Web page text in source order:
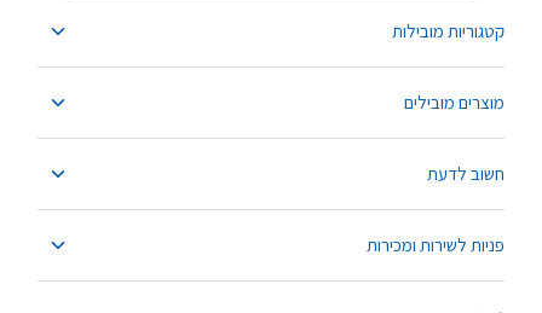
קטגוריות מובילות
מוצרים מובילים
חשוב לדעת
פניות לשירות ומכירות